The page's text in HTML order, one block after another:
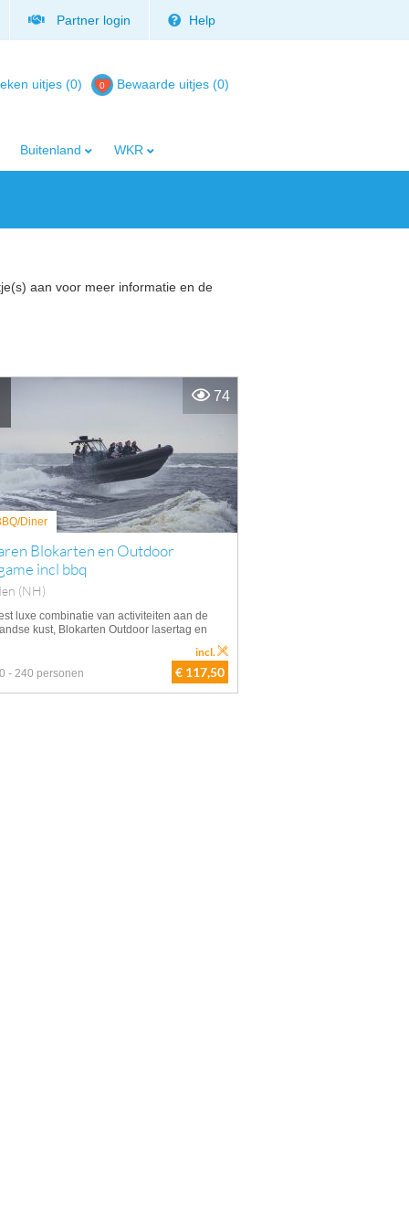
Partner login Help
uitjes (0) Bewaarde uitjes (0)
Buitenland WKR
aan voor meer informatie en de
Diner
Blokarten en Outdoor
incl bbq
(NH)
luxe combinatie van activiteiten aan de
kust, Blokarten Outdoor lasertag en
- 240 personen € 117,50
incl.
74